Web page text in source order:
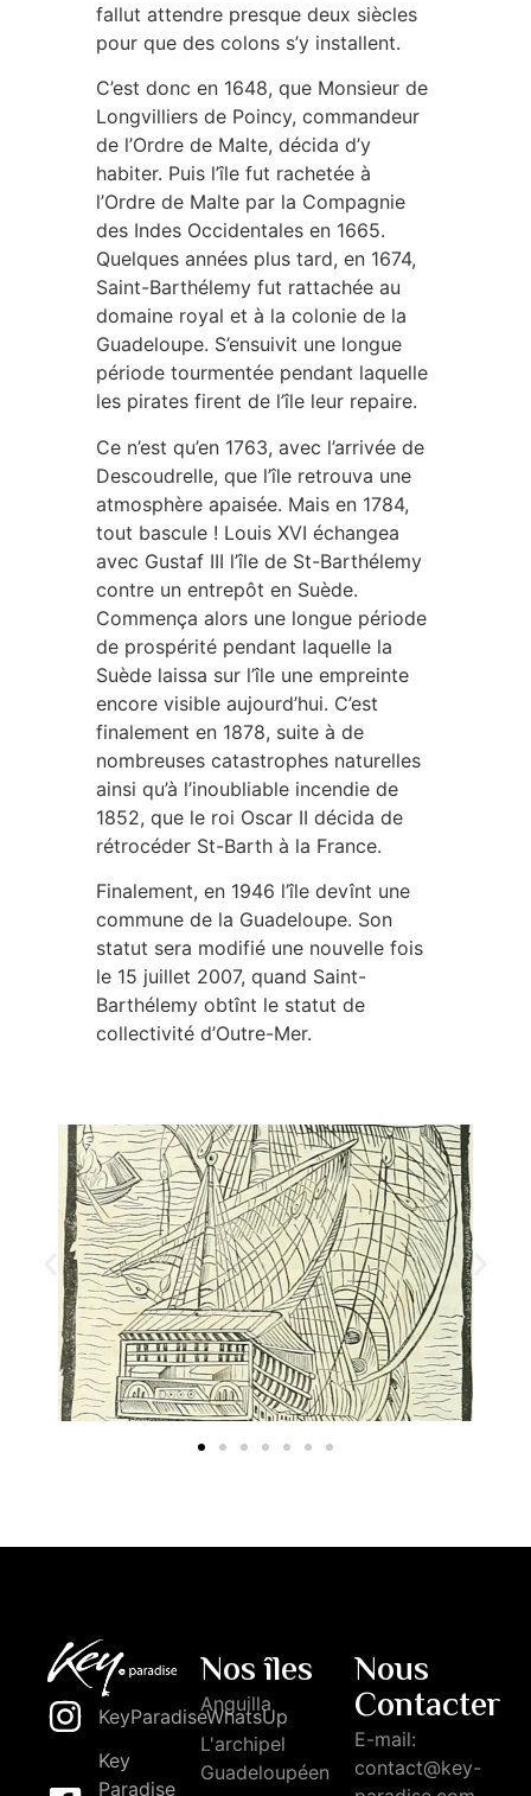
fallut attendre presque deux siècles
pour que des colons s’y installent.
C’est donc en 1648, que Monsieur de
Longvilliers de Poincy, commandeur
de l’Ordre de Malte, décida d’y
habiter. Puis l’île fut rachetée à
l’Ordre de Malte par la Compagnie
des Indes Occidentales en 1665.
Quelques années plus tard, en 1674,
Saint-Barthélemy fut rattachée au
domaine royal et à la colonie de la
Guadeloupe. S’ensuivit une longue
période tourmentée pendant laquelle
les pirates firent de l’île leur repaire.
Ce n’est qu’en 1763, avec l’arrivée de
Descoudrelle, que l’île retrouva une
atmosphère apaisée. Mais en 1784,
tout bascule ! Louis XVI échangea
avec Gustaf III l’île de St-Barthélemy
contre un entrepôt en Suède.
Commença alors une longue période
de prospérité pendant laquelle la
Suède laissa sur l’île une empreinte
encore visible aujourd’hui. C’est
finalement en 1878, suite à de
nombreuses catastrophes naturelles
ainsi qu’à l’inoubliable incendie de
1852, que le roi Oscar II décida de
rétrocéder St-Barth à la France.
Finalement, en 1946 l’île devînt une
commune de la Guadeloupe. Son
statut sera modifié une nouvelle fois
le 15 juillet 2007, quand Saint-
Barthélemy obtînt le statut de
collectivité d’Outre-Mer.
KeyParadiseWhatsUp
Key
Paradise
Nos îles
Anguilla
L'archipel
Guadeloupéen
Nous
Contacter
E-mail:
contact@key-